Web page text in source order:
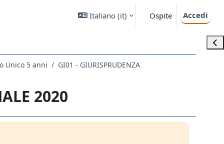
Italiano ‎(it)‎ Ospite Accedi
Unico 5 anni
GI01 - GIURISPRUDENZA
2020